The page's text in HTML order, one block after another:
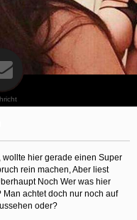
hinter fingierten Profilen sind
erotischen oder für Minderjährige
kommen. Dafür einige Tips:
Ihrem Gerät. Beispielsweise
blockieren den Zugang zu
diese Programme
von denen angenommen wird,
Updates können neue Websites
Internetprovider, die einen Filter
können, welche Websites von
Sprechen Sie Ihre minderjährigen
an und vermitteln Sie ihnen, dass
Außerdem können Sie anhand des
und sich obiger Tips bedienen.
Ihren minderjährigen Kindern, dass
persönliche Angaben machen sollen.
wollte hier gerade einen Super
rein machen, Aber liest
Noch Wer was hier
Man achtet doch nur noch auf
oder?